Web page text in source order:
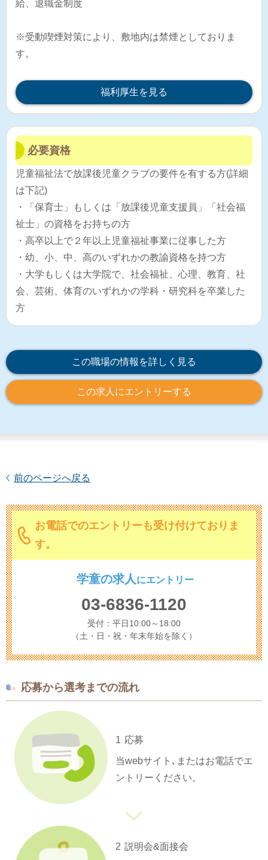
給、退職金制度
※受動喫煙対策により、敷地内は禁煙としておりま
す。
福利厚生を見る
必要資格
児童福祉法で放課後児童クラブの要件を有する方(詳細
は下記)
・「保育士」もしくは「放課後児童支援員」「社会福
祉士」の資格をお持ちの方
・高卒以上で２年以上児童福祉事業に従事した方
・幼、小、中、高のいずれかの教諭資格を持つ方
・大学もしくは大学院で、社会福祉、心理、教育、社
会、芸術、体育のいずれかの学科・研究科を卒業した
方
この職場の情報を詳しく見る
この求人にエントリーする
前のページへ戻る
お電話でのエントリーも受け付けておりま
す。
学童の求人 にエントリー
03-6836-1120
受付：平日10:00～18:00
（土・日・祝・年末年始を除く）
応募から選考までの流れ
1 応募
当webサイト､またはお電話でエ
ントリーください。
2 説明会&面接会